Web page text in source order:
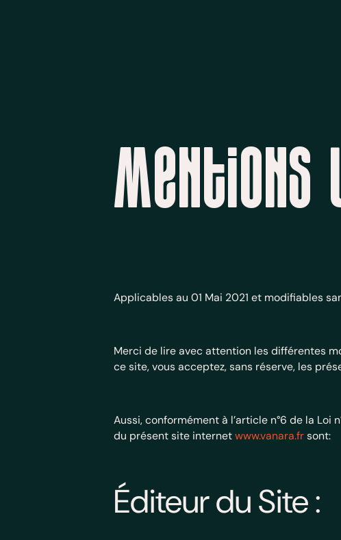
Mentions
Applicables au 01 Mai 2021 et modifiables
Merci de lire avec attention les différentes
ce site, vous acceptez, sans réserve, les
Aussi, conformément à l’article n°6 de la
du présent site internetwww.vanara.frsont:
Éditeur du Site :